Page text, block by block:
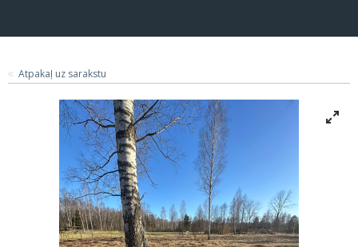
Atpakaļ uz sarakstu